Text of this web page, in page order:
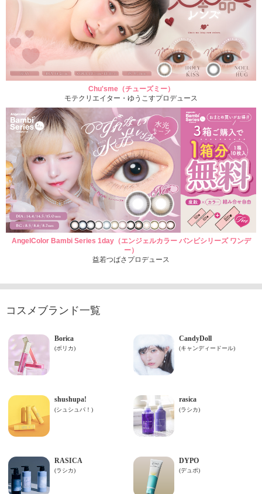
Chu'sme（チューズミー）
モテクリエイター・ゆうこすプロデュース
AngelColor Bambi Series 1day（エンジェルカラー バンビシリーズ ワンデ
ー）
益若つばさプロデュース
コスメブランド一覧